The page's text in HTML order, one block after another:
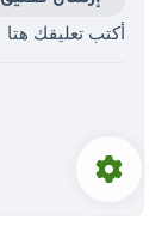
أكتب تعليقك هتا